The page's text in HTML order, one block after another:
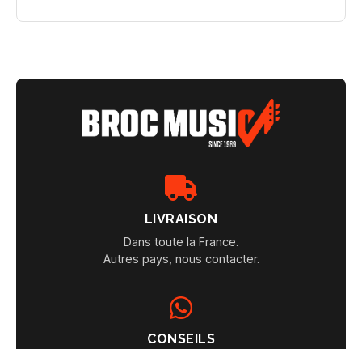
LIVRAISON
Dans toute la France.
Autres pays, nous contacter.
CONSEILS